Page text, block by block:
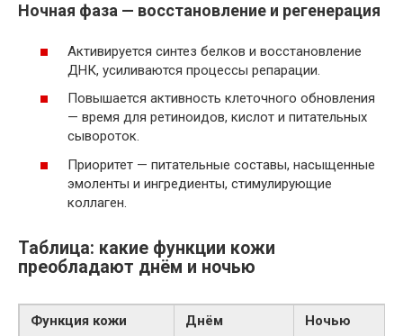
Ночная фаза — восстановление и регенерация
Активируется синтез белков и восстановление
ДНК, усиливаются процессы репарации.
Повышается активность клеточного обновления
— время для ретиноидов, кислот и питательных
сывороток.
Приоритет — питательные составы, насыщенные
эмоленты и ингредиенты, стимулирующие
коллаген.
Таблица: какие функции кожи
преобладают днём и ночью
Функция кожи Днём Ночью